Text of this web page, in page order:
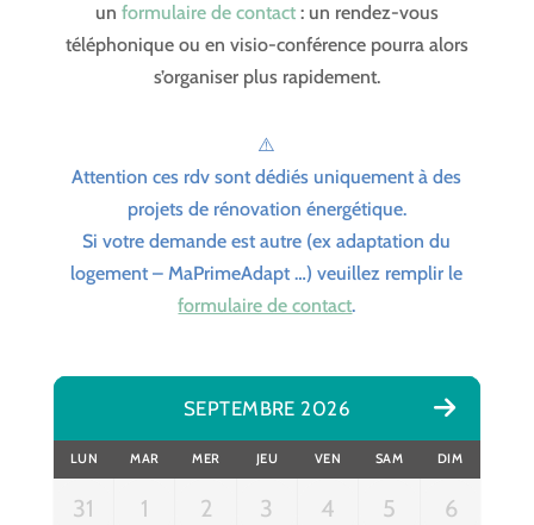
un formulaire de contact: un rendez-vous
téléphonique ou en visio-conférence pourra alors
s’organiser plus rapidement.
⚠️
Attention ces rdv sont dédiés uniquement à des
projets de rénovation énergétique.
Si votre demande est autre (ex adaptation du
logement – MaPrimeAdapt …) veuillez remplir le
formulaire de contact.
SEPTEMBRE 2026
LUN MAR MER JEU VEN SAM DIM
31 1 2 3 4 5 6